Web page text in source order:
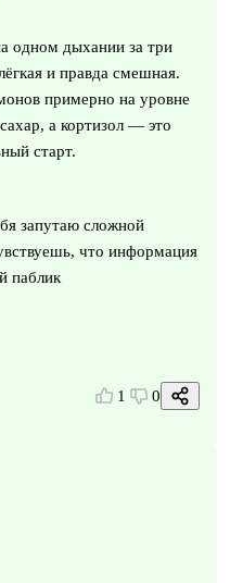
одном дыхании за три
и правда смешная.
примерно на уровне
а кортизол — это
старт.
запутаю сложной
что информация
паблик
1 0